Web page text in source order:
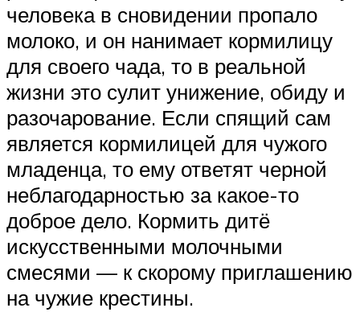
человека в сновидении пропало
молоко, и он нанимает кормилицу
для своего чада, то в реальной
жизни это сулит унижение, обиду и
разочарование. Если спящий сам
является кормилицей для чужого
младенца, то ему ответят черной
неблагодарностью за какое-то
доброе дело. Кормить дитё
искусственными молочными
смесями — к скорому приглашению
на чужие крестины.